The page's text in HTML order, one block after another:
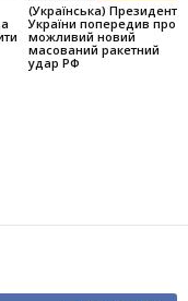
(Українська) Президент
України попередив про
можливий новий
масований ракетний
удар РФ